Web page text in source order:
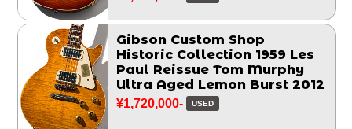
Gibson Custom Shop
Historic Collection 1959 Les
Paul Reissue Tom Murphy
Ultra Aged Lemon Burst 2012
¥1,720,000- USED